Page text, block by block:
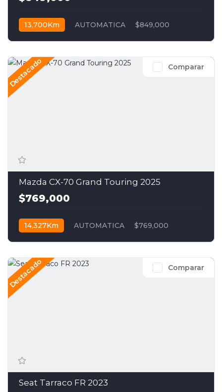
13,700Km AUTOMATICA $849,000
Comparar
Destacado
Mazda CX-70 Grand Touring 2025
$769,000
14,327Km AUTOMATICA $769,000
Comparar
Destacado
Seat Tarraco FR 2023